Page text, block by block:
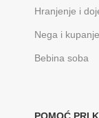
Hranjenje i
Nega i
Bebina soba